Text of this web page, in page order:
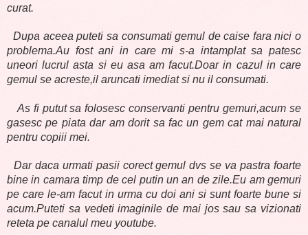
curat.
Dupa aceea puteti sa consumati gemul de caise fara nici o
problema.Au fost ani in care mi s-a intamplat sa patesc
uneori lucrul asta si eu asa am facut.Doar in cazul in care
gemul se acreste,il aruncati imediat si nu il consumati.
As fi putut sa folosesc conservanti pentru gemuri,acum se
gasesc pe piata dar am dorit sa fac un gem cat mai natural
pentru copiii mei.
Dar daca urmati pasii corect gemul dvs se va pastra foarte
bine in camara timp de cel putin un an de zile.Eu am gemuri
pe care le-am facut in urma cu doi ani si sunt foarte bune si
acum.Puteti sa vedeti imaginile de mai jos sau sa vizionati
reteta pe canalul meu youtube.